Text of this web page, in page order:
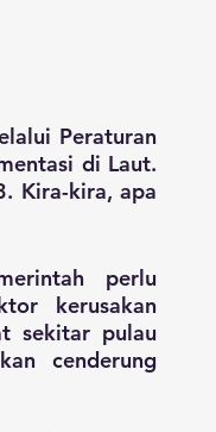
Peraturan
di Laut.
Kira-kira, apa
perlu
kerusakan
sekitar pulau
cenderung